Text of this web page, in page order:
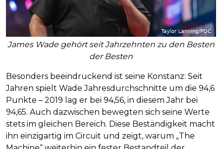
James Wade gehört seit Jahrzehnten zu den Besten
der Besten
Besonders beeindruckend ist seine Konstanz: Seit
Jahren spielt Wade Jahresdurchschnitte um die 94,6
Punkte – 2019 lag er bei 94,56, in diesem Jahr bei
94,65. Auch dazwischen bewegten sich seine Werte
stets im gleichen Bereich. Diese Beständigkeit macht
ihn einzigartig im Circuit und zeigt, warum „The